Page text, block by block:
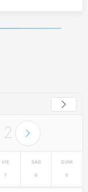
2
VIE
7
SÁB
8
DOM
9